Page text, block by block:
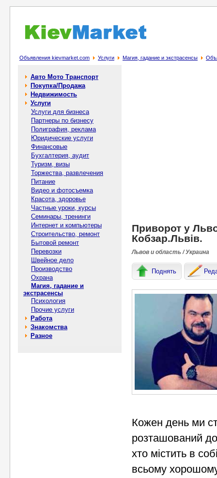
Объявления kievmarket.com Услуги Магия, гадание и экстрасенсы
Авто Мото Транспорт
Покупка/Продажа
Недвижимость
Услуги
Услуги для бизнеса
Партнеры по бизнесу
Полиграфия, реклама
Юридические услуги
Финансовые
Бухгалтерия, аудит
Туризм, визы
Торжества, развлечения
Питание
Видео и фотосъемка
Красота, здоровье
Частные уроки, курсы
Семинары, тренинги
Интернет и компьютеры
Строительство, ремонт
Бытовой ремонт
Перевозки
Швейное дело
Производство
Охрана
Магия, гадание и
экстрасенсы
Психология
Прочие услуги
Работа
Знакомства
Разное
Приворот у
Кобзар.Львів.
Львов и область / Украина
Поднять
Кожен день ми
розташований
хто містить в
всьому